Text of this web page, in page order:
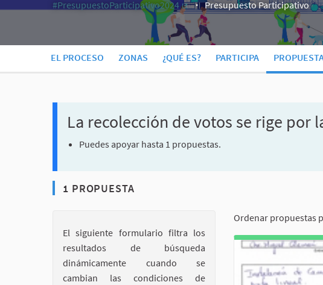
#PresupuestoParticipativo2024
(Enlace externo)
Presupuesto Participativo
EL PROCESO ZONAS ¿QUÉ ES? PARTICIPA
La recolección de votos se rige por
Puedes apoyar hasta 1 propuestas.
1 PROPUESTA
El siguiente formulario filtra los
resultados de búsqueda
dinámicamente cuando se
cambian las condiciones de
Ordenar propuestas